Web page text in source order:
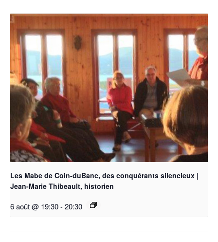
Les Mabe de Coin-duBanc, des conquérants silencieux |
Jean-Marie Thibeault, historien
6 août @ 19:30- 20:30